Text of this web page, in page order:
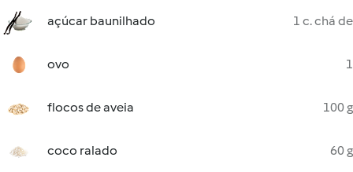
açúcar baunilhado 1 c. chá de
ovo 1
flocos de aveia 100 g
coco ralado 60 g